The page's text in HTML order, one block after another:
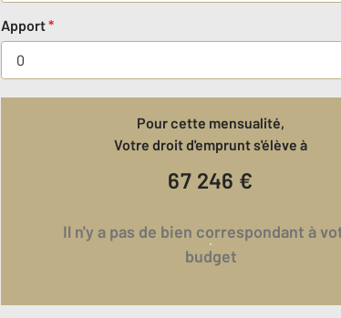
Apport*
Pour cette mensualité,
Votre droit d'emprunt s'élève à
67 246 €
Il n'y a pas de bien correspondant à votre
budget